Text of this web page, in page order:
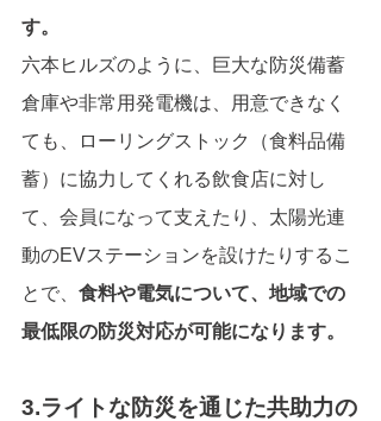
す。
六本ヒルズのように、巨大な防災備蓄
倉庫や非常用発電機は、用意できなく
ても、ローリングストック（食料品備
蓄）に協力してくれる飲食店に対し
て、会員になって支えたり、太陽光連
動のEVステーションを設けたりするこ
とで、 食料や電気について、地域での
最低限の防災対応が可能になります。
3.ライトな防災を通じた共助力の